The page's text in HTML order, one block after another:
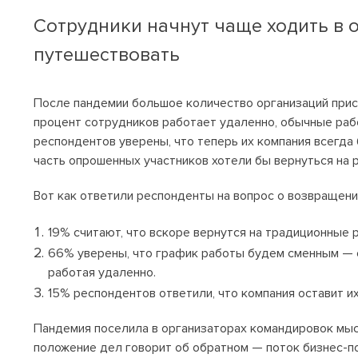
Сотрудники начнут чаще ходить в
путешествовать
После пандемии большое количество организаций
процент сотрудников работает удаленно, обычные
респондентов уверены, что теперь их компания
часть опрошенных участников хотели бы вернуться
Вот как ответили респонденты на вопрос о
19% считают, что вскоре вернутся на традиционные
66% уверены, что график работы будем сменным —
работая удаленно.
15% респондентов ответили, что компания оставит
Пандемия поселила в организаторах командировок
положение дел говорит об обратном — поток бизнес-